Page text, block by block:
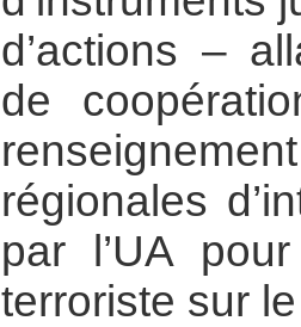
d’actions –
de
régionales
par l’UA
terroriste sur